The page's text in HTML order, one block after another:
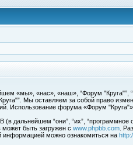
«мы», «нас», «наш», “Форум
Мы оставляем за собой право
Использование форума «Форум
“они”, “их”, “программное
быть загружен с www.phpbb.com .
информацией можно ознакомиться на